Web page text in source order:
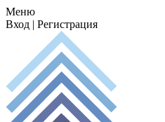
Меню
Вход | Регистрация